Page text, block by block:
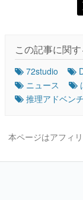
この記事に関
72studio
ニュース
推理アドベン
本ページはアフィ